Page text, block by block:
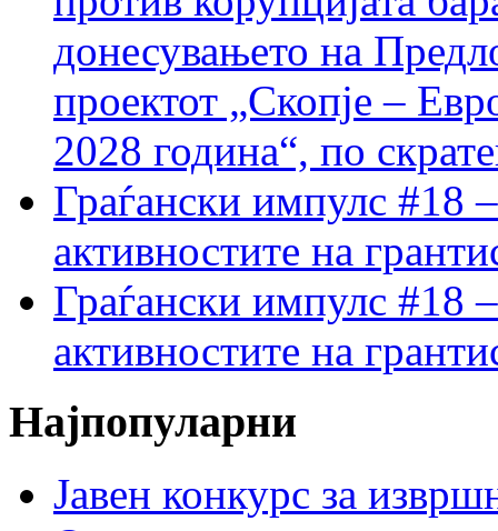
донесувањето на
проектот „Скопје –
2028 година“, по
Граѓански импулс #18
активностите на
Граѓански импулс #18
активностите на
Најпопуларни
Јавен конкурс за